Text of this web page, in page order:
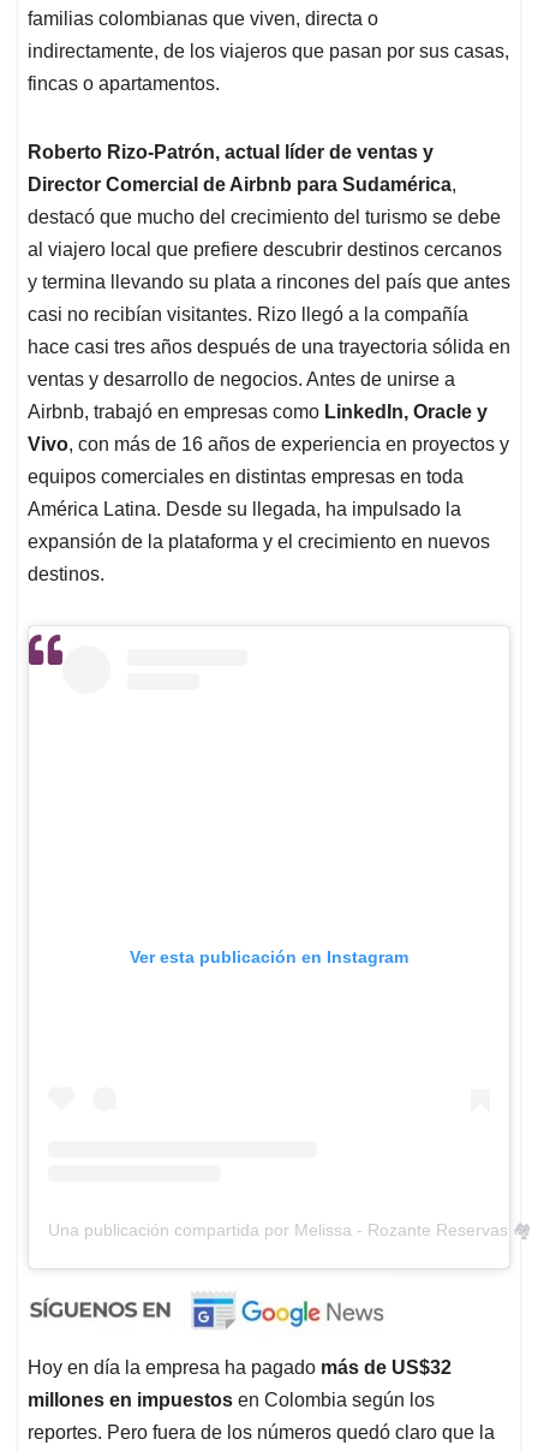
familias colombianas que viven, directa o
indirectamente, de los viajeros que pasan por sus casas,
fincas o apartamentos.
Roberto Rizo-Patrón, actual líder de ventas y
Director Comercial de Airbnb para Sudamérica,
destacó que mucho del crecimiento del turismo se debe
al viajero local que prefiere descubrir destinos cercanos
y termina llevando su plata a rincones del país que antes
casi no recibían visitantes. Rizo llegó a la compañía
hace casi tres años después de una trayectoria sólida en
ventas y desarrollo de negocios. Antes de unirse a
Airbnb, trabajó en empresas como LinkedIn, Oracle y
Vivo, con más de 16 años de experiencia en proyectos y
equipos comerciales en distintas empresas en toda
América Latina. Desde su llegada, ha impulsado la
expansión de la plataforma y el crecimiento en nuevos
destinos.
Ver esta publicación en Instagram
Una publicación compartida por Melissa - Rozante Reservas 🏘️
Hoy en día la empresa ha pagado más de US$32
millones en impuestos en Colombia según los
reportes. Pero fuera de los números quedó claro que la